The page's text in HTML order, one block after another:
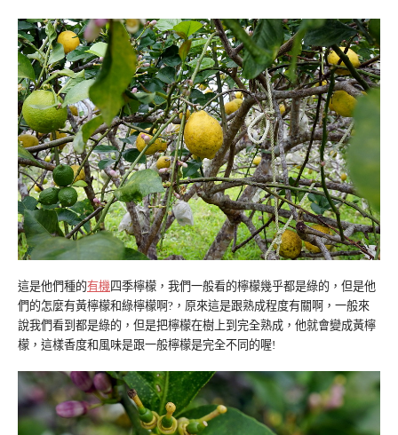
這是他們種的有機四季檸檬，我們一般看的檸檬幾乎都是綠的，但是他
們的怎麼有黃檸檬和綠檸檬啊?，原來這是跟熟成程度有關啊，一般來
說我們看到都是綠的，但是把檸檬在樹上到完全熟成，他就會變成黃檸
檬，這樣香度和風味是跟一般檸檬是完全不同的喔!